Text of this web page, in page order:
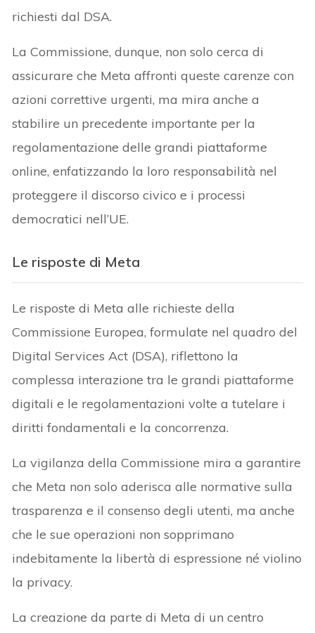
richiesti dal DSA.
La Commissione, dunque, non solo cerca di
assicurare che Meta affronti queste carenze con
azioni correttive urgenti, ma mira anche a
stabilire un precedente importante per la
regolamentazione delle grandi piattaforme
online, enfatizzando la loro responsabilità nel
proteggere il discorso civico e i processi
democratici nell’UE.
Le risposte di Meta
Le risposte di Meta alle richieste della
Commissione Europea, formulate nel quadro del
Digital Services Act (DSA), riflettono la
complessa interazione tra le grandi piattaforme
digitali e le regolamentazioni volte a tutelare i
diritti fondamentali e la concorrenza.
La vigilanza della Commissione mira a garantire
che Meta non solo aderisca alle normative sulla
trasparenza e il consenso degli utenti, ma anche
che le sue operazioni non sopprimano
indebitamente la libertà di espressione né violino
la privacy.
La creazione da parte di Meta di un centro